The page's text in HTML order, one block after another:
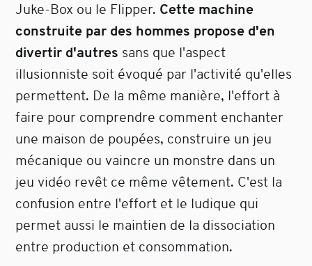
Juke-Box ou le Flipper. Cette machine
construite par des hommes propose d'en
divertir d'autres sans que l'aspect
illusionniste soit évoqué par l'activité qu'elles
permettent. De la même manière, l'effort à
faire pour comprendre comment enchanter
une maison de poupées, construire un jeu
mécanique ou vaincre un monstre dans un
jeu vidéo revêt ce même vêtement. C'est la
confusion entre l'effort et le ludique qui
permet aussi le maintien de la dissociation
entre production et consommation.